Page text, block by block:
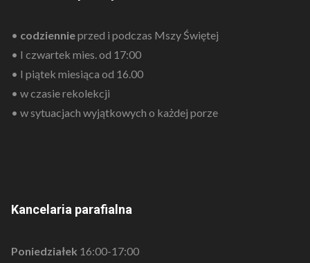
• codziennieprzed i podczas Mszy Świętej
• I czwartek mies. od 17:00
• I piątek miesiąca od 16.00
• w czasie rekolekcji
• w sytuacjach wyjątkowych o każdej porze
Kancelaria parafialna
Poniedziałek 16:00-17:00